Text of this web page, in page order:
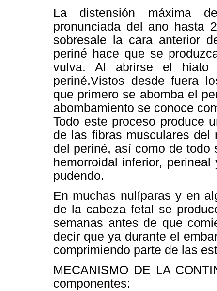
La distensión máxima
pronunciada del ano hasta
sobresale la cara anterior
periné hace que se
vulva. Al abrirse el hiato
periné.Vistos desde fuera
que primero se abomba el
abombamiento se conoce
Todo este proceso produce
de las fibras musculares
del periné, así como de todo
hemorroidal inferior,
pudendo.
En muchas nulíparas y en
de la cabeza fetal se
semanas antes de que
decir que ya durante el
comprimiendo parte de las
MECANISMO DE LA
componentes: